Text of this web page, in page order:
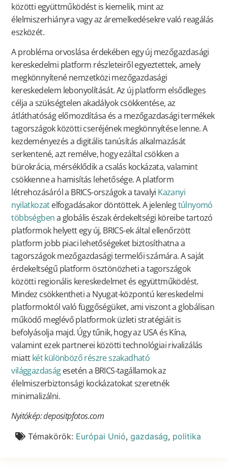
közötti együttműködést is kiemelik, mint az
élelmiszerhiányra vagy az áremelkedésekre való reagálás
eszközét.
A probléma orvoslása érdekében egy új mezőgazdasági
kereskedelmi platform részleteiről egyeztettek, amely
megkönnyítené nemzetközi mezőgazdasági
kereskedelem lebonyolítását. Az új platform elsődleges
célja a szükségtelen akadályok csökkentése, az
átláthatóság előmozdítása és a mezőgazdasági termékek
tagországok közötti cseréjének megkönnyítése lenne. A
kezdeményezés a digitális tanúsítás alkalmazását
serkentené, azt remélve, hogy ezáltal csökken a
bürokrácia, mérséklődik a csalás kockázata, valamint
csökkenne a hamisítás lehetősége. A platform
létrehozásáról a BRICS-országok a tavalyi Kazanyi
nyilatkozatelfogadásakor döntöttek. A jelenlegtúlnyomó
többségbena globális észak érdekeltségi köreibe tartozó
platformok helyett egy új, BRICS-ek által ellenőrzött
platform jobb piaci lehetőségeket biztosíthatna a
tagországok mezőgazdasági termelői számára. A saját
érdekeltségű platform ösztönözheti a tagországok
közötti regionális kereskedelmet és együttműködést.
Mindez csökkentheti a Nyugat-központú kereskedelmi
platformoktól való függőségüket, ami viszont a globálisan
működő meglévő platformok üzleti stratégiáit is
befolyásolja majd. Úgy tűnik, hogy az USA és Kína,
valamint ezek partnerei közötti technológiai rivalizálás
miattkét különböző részre szakadható
világgazdaságesetén a BRICS-tagállamok az
élelmiszerbiztonsági kockázatokat szeretnék
minimalizálni.
Nyitókép: depositpfotos.com
Témakörök: Európai Unió, gazdaság, politika